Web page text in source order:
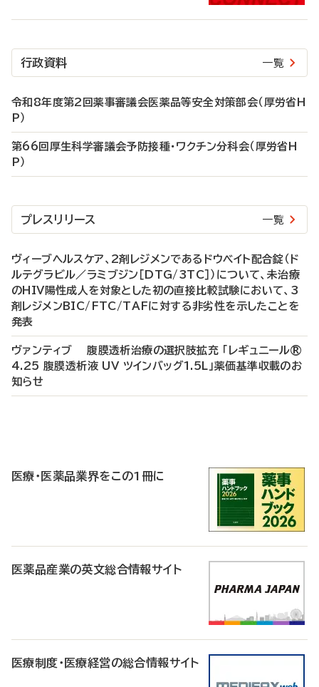
行政資料 一覧
令和8年度第2回薬事審議会医薬品等安全対策部会（厚労省H
P）
第66回厚生科学審議会予防接種・ワクチン分科会（厚労省H
P）
プレスリリース 一覧
ヴィーブヘルスケア、2剤レジメンであるドウベイト配合錠（ド
ルテグラビル／ラミブジン［DTG/3TC］）について、未治療
のHIV陽性成人を対象とした初の直接比較試験において、3
剤レジメンBIC/FTC/TAFに対する非劣性を示したことを
発表
ヴァンティブ 腹膜透析治療の選択肢拡充 「レギュニール®
4.25 腹膜透析液 UV ツインバッグ1.5L」薬価基準収載のお
知らせ
医療・医薬品業界をこの1冊に
医薬品産業の英文総合情報サイト
医療制度・医療経営の総合情報サイト